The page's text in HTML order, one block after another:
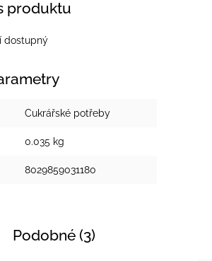
produktu
dostupný
Cukrářské potřeby
0.035 kg
8029859031180
Podobné (3)